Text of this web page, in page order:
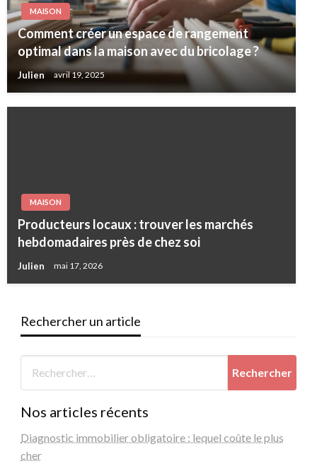
MAISON
Comment créer un espace de rangement
optimal dans la maison avec du bricolage ?
Julien avril 19, 2025
MAISON
Producteurs locaux : trouver les marchés
hebdomadaires près de chez soi
Julien mai 17, 2026
Rechercher un article
Nos articles récents
Diagnostic immobilier obligatoire : lequel coûte le plus
cher